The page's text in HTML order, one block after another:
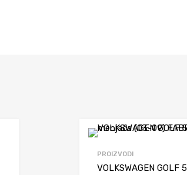
PROIZVODI
VOLKSWAGEN GOLF